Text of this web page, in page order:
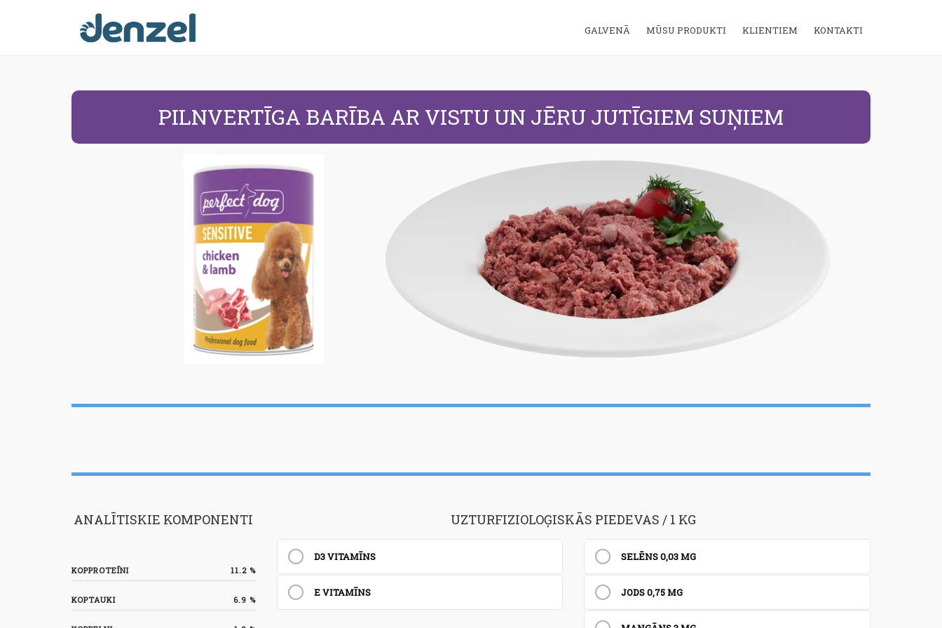
GALVENĀ MŪSU PRODUKTI KLIENTIEM KONTAKTI
PILNVERTĪGA BARĪBA AR VISTU UN JĒRU JUTĪGIEM SUŅIEM
ANALĪTISKIE KOMPONENTI
KOPPROTEĪNI 11.2%
KOPTAUKI 6.9 %
UZTURFIZIOLOĢISKĀS PIEDEVAS / 1 KG
D3 VITAMĪNS
E VITAMĪNS
SELĒNS 0,03 MG
JODS 0,75 MG